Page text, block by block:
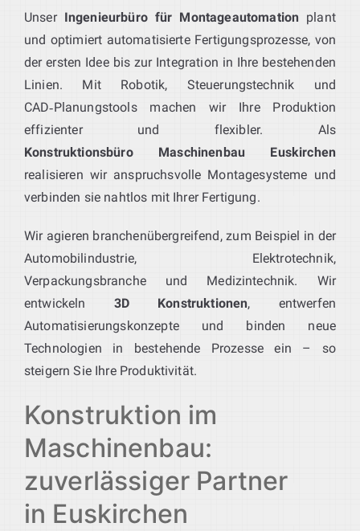
Unser Ingenieurbüro für Montageautomation plant
und optimiert automatisierte Fertigungsprozesse, von
der ersten Idee bis zur Integration in Ihre bestehenden
Linien. Mit Robotik, Steuerungstechnik und
CAD‑Planungstools machen wir Ihre Produktion
effizienter und flexibler. Als
Konstruktionsbüro Maschinenbau Euskirchen
realisieren wir anspruchsvolle Montagesysteme und
verbinden sie nahtlos mit Ihrer Fertigung.
Wir agieren branchenübergreifend, zum Beispiel in der
Automobilindustrie, Elektrotechnik,
Verpackungsbranche und Medizintechnik. Wir
entwickeln 3D Konstruktionen, entwerfen
Automatisierungskonzepte und binden neue
Technologien in bestehende Prozesse ein – so
steigern Sie Ihre Produktivität.
Konstruktion im
Maschinenbau:
zuverlässiger Partner
in Euskirchen